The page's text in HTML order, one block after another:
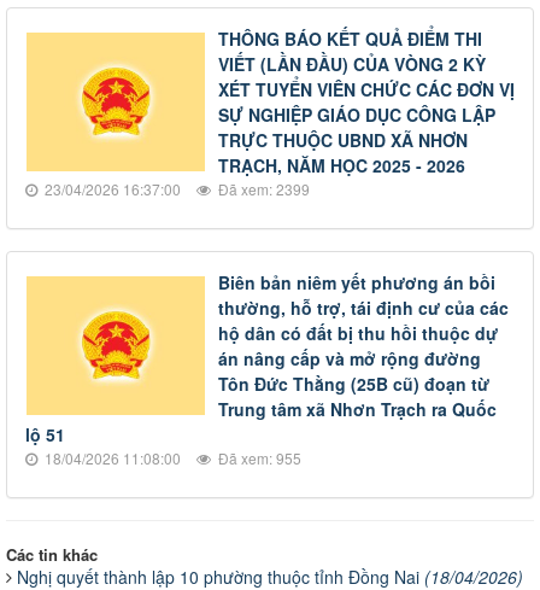
THÔNG BÁO KẾT QUẢ ĐIỂM THI
VIẾT (LẦN ĐẦU) CỦA VÒNG 2 KỲ
XÉT TUYỂN VIÊN CHỨC CÁC ĐƠN VỊ
SỰ NGHIỆP GIÁO DỤC CÔNG LẬP
TRỰC THUỘC UBND XÃ NHƠN
TRẠCH, NĂM HỌC 2025 - 2026
23/04/2026 16:37:00 Đã xem: 2399
Biên bản niêm yết phương án bồi
thường, hỗ trợ, tái định cư của các
hộ dân có đất bị thu hồi thuộc dự
án nâng cấp và mở rộng đường
Tôn Đức Thằng (25B cũ) đoạn từ
Trung tâm xã Nhơn Trạch ra Quốc
lộ 51
18/04/2026 11:08:00 Đã xem: 955
Các tin khác
Nghị quyết thành lập 10 phường thuộc tỉnh Đồng Nai (18/04/2026)